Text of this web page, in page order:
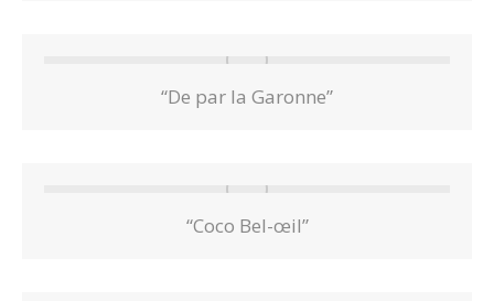
“De par la Garonne”
“Coco Bel-œil”